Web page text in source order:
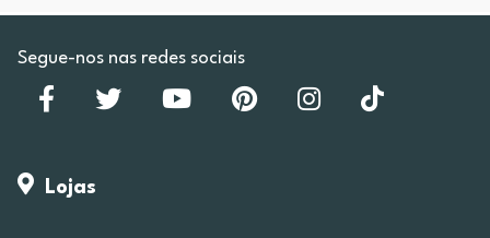
Segue-nos nas redes sociais
Lojas